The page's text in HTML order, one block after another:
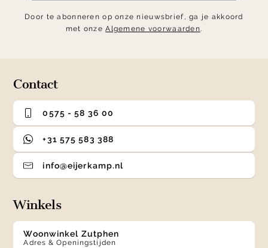
Door te abonneren op onze nieuwsbrief, ga je akkoord
met onzeAlgemene voorwaarden.
Contact
0575 - 58 36 00
+31 575 583 388
info@eijerkamp.nl
Winkels
Woonwinkel Zutphen
Adres & Openingstijden